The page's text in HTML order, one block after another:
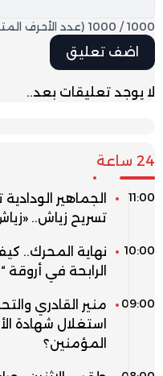
1000
/
1000 (عدد الأحرف
لا يوجد تعليقات بعد..
24 ساعة
11:00
الجماهير
تسريح زياش..
10:00
نهاية المحرك..
الرابحة في أروقة
09:00
منير القادري
استغلال شهادة
المؤمنين؟